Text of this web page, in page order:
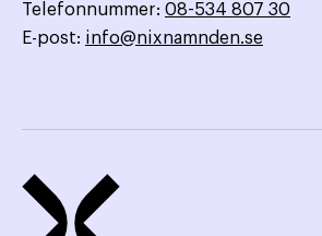
Telefonnummer: 08-534 807 30
E-post: info@nixnamnden.se